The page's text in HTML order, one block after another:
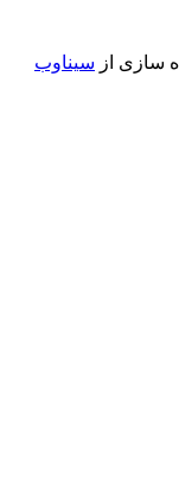
سازی از سیناوب